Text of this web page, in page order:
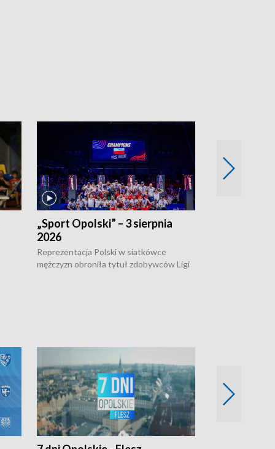
„Sport Opolski” – 3 sierpnia
2026
Reprezentacja Polski w siatkówce
mężczyzn obroniła tytuł zdobywców Ligi